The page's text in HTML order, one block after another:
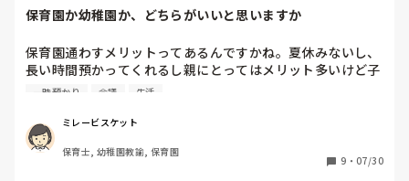
保育園か幼稚園か、どちらがいいと思いますか
保育園通わすメリットってあるんですかね。夏休みないし、
長い時間預かってくれるし親にとってはメリット多いけど子
ども側になってみるとあんまり直接的なメリットないんじゃ
もちろん色々な経験ができるのは大きいけど、
保育園で働いていた側からすると
預ける側が思っているほど1人ひとりに関わることってでき
一時預かり 会議 生活
ミレービスケット
保育士, 幼稚園教諭, 保育園
9 ・ 07/30